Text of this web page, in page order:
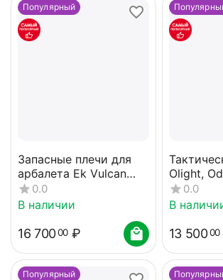
Популярный
Запасные плечи для
арбалета Ek Vulcan
4000.0
В наличии
16 70000 ₽
Olight,
Tan0.0
В
13 50000
Популярный